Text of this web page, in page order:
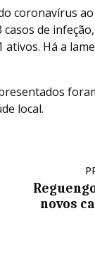
coronavírus
de
ativos. Há a
local.
novos